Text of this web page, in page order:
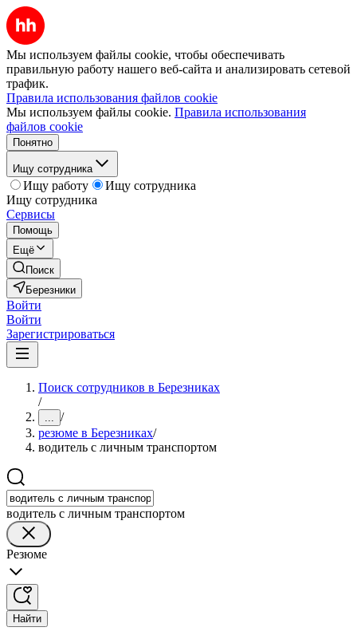
Мы используем файлы cookie, чтобы обеспечивать
правильную работу нашего веб-сайта и анализировать сетевой
трафик.
Правила использования файлов cookie
Мы используем файлы cookie. Правила использования
файлов cookie
Понятно
Ищу сотрудника
Ищу работу
Ищу сотрудника
Ищу сотрудника
Сервисы
Помощь
Ещё
Поиск
Березники
Войти
Войти
Зарегистрироваться
Поиск сотрудников в Березниках
/
... /
резюме в Березниках/
водитель с личным транспортом
водитель с личным транспортом
Резюме
Найти